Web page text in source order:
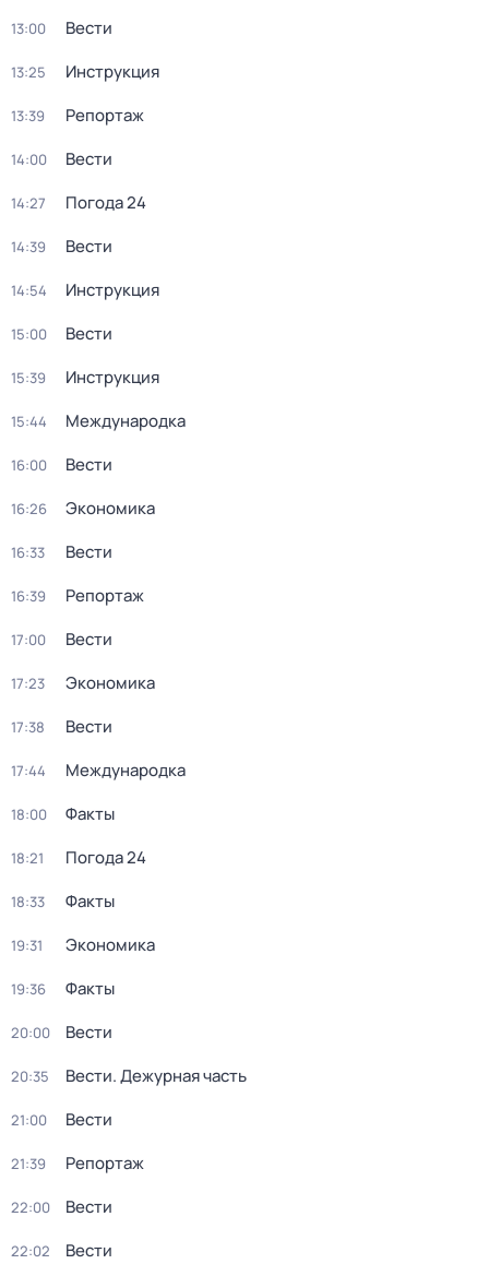
13:00 Вести
13:25 Инструкция
13:39 Репортаж
14:00 Вести
14:27 Погода 24
14:39 Вести
14:54 Инструкция
15:00 Вести
15:39 Инструкция
15:44 Международка
16:00 Вести
16:26 Экономика
16:33 Вести
16:39 Репортаж
17:00 Вести
17:23 Экономика
17:38 Вести
17:44 Международка
18:00 Факты
18:21 Погода 24
18:33 Факты
19:31 Экономика
19:36 Факты
20:00 Вести
20:35 Вести. Дежурная часть
21:00 Вести
21:39 Репортаж
22:00 Вести
22:02 Вести